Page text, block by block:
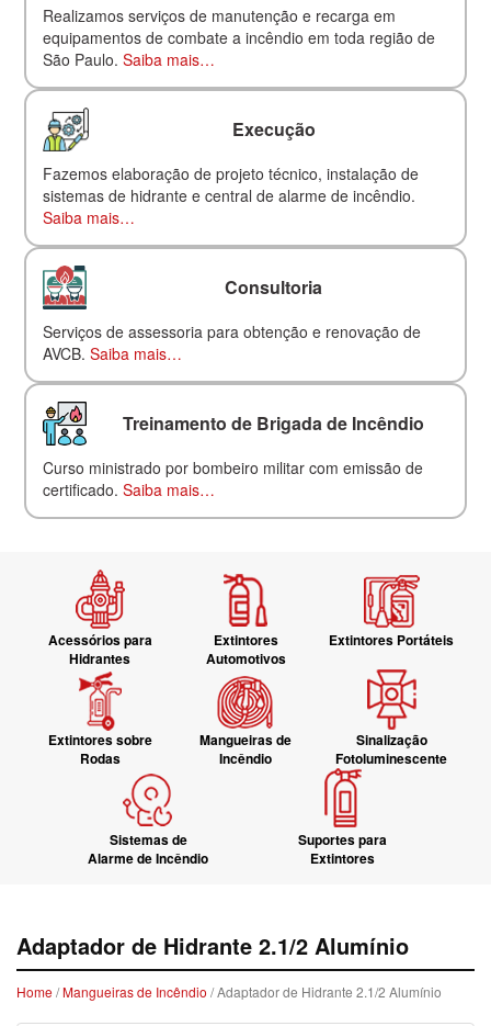
Realizamos serviços de manutenção e recarga em
equipamentos de combate a incêndio em toda região de
São Paulo.Saiba mais…
Execução
Fazemos elaboração de projeto técnico, instalação de
sistemas de hidrante e central de alarme de incêndio.
Saiba mais…
Consultoria
Serviços de assessoria para obtenção e renovação de
AVCB.Saiba mais…
Treinamento de Brigada de Incêndio
Curso ministrado por bombeiro militar com emissão de
certificado.Saiba mais…
Acessórios para
Hidrantes
Extintores
Automotivos
Extintores Portáteis
Extintores sobre
Rodas
Mangueiras de
Incêndio
Sinalização
Fotoluminescente
Sistemas de
Alarme de Incêndio
Suportes para
Extintores
Adaptador de Hidrante 2.1/2 Alumínio
Home/Mangueiras de Incêndio / Adaptador de Hidrante 2.1/2 Alumínio